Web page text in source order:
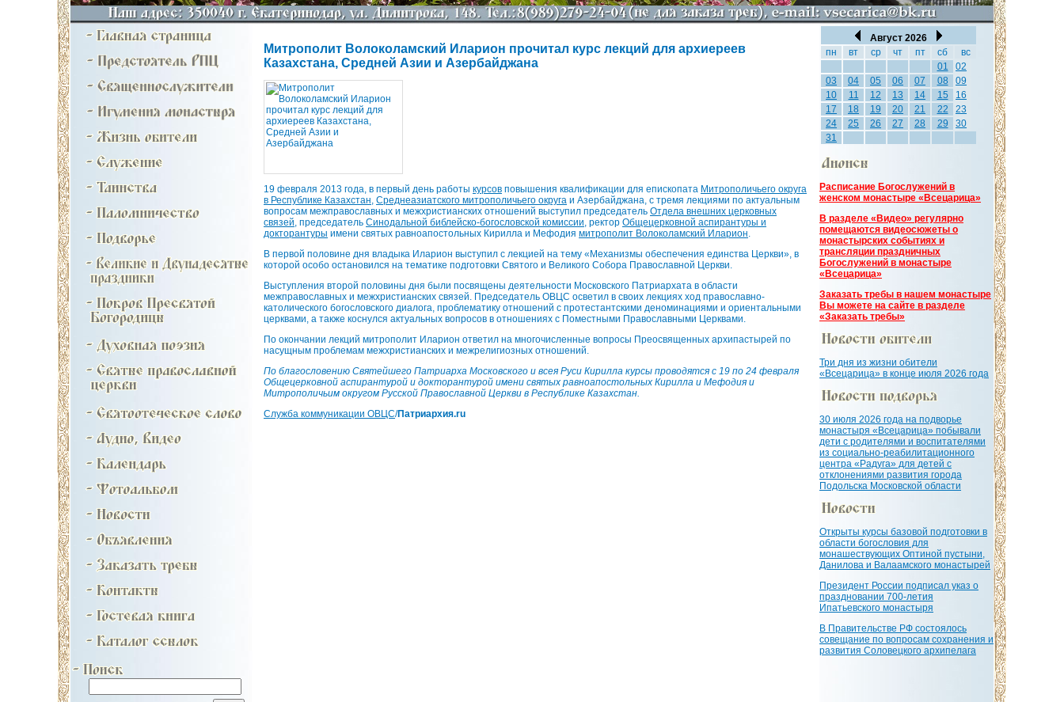
Митрополит Волоколамский Иларион прочитал курс лекций для архиереев
Казахстана, Средней Азии и Азербайджана
19 февраля 2013 года, в первый день работы курсов повышения квалификации для епископата Митрополичьего округа
в Республике Казахстан Среднеазиатского митрополичьего округа и Азербайджана, с тремя лекциями по актуальным
вопросам межправославных и межхристианских отношений выступил председатель Отдела внешних церковных
связей , председатель Синодальной библейско-богословской комиссии , ректор Общецерковной аспирантуры и
докторантуры имени святых равноапостольных Кирилла и Мефодия митрополит Волоколамский Иларион
В первой половине дня владыка Иларион выступил с лекцией на тему «Механизмы обеспечения единства Церкви», в
которой особо остановился на тематике подготовки Святого и Великого Собора Православной Церкви.
Выступления второй половины дня были посвящены деятельности Московского Патриархата в области
межправославных и межхристианских связей. Председатель ОВЦС осветил в своих лекциях ход православно-
католического богословского диалога, проблематику отношений с протестантскими деноминациями и ориентальными
церквами, а также коснулся актуальных вопросов в отношениях с Поместными Православными Церквами.
По окончании лекций митрополит Иларион ответил на многочисленные вопросы Преосвященных архипастырей по
насущным проблемам межхристианских и межрелигиозных отношений.
По благословению Святейшего Патриарха Московского и всея Руси Кирилла курсы проводятся с 19 по 24 февраля
Общецерковной аспирантурой и докторантурой имени святых равноапостольных Кирилла и Мефодия и
Митрополичьим округом Русской Православной Церкви в Республике Казахстан.
Служба коммуникации ОВЦС/Патриархия.ru
Август 2026
пн
вт ср чт пт сб
вс
01
02
03
04 05 06 07 08
09
10
11 12 13 14 15
16
17
18 19 20 21 22
23
24
25 26 27 28 29
30
31
Расписание Богослужений в
женском монастыре «Всецарица»
В разделе «Видео» регулярно
помещаются видеосюжеты о
монастырских событиях и
трансляции праздничных
Богослужений в монастыре
«Всецарица»
Заказать требы в нашем монастыре
Вы можете на сайте в разделе
«Заказать требы»
Три дня из жизни обители
«Всецарица» в конце июля 2026 года
30 июля 2026 года на подворье
монастыря «Всецарица» побывали
дети с родителями и воспитателями
из социально-реабилитационного
центра «Радуга» для детей с
отклонениями развития города
Подольска Московской области
Открыты курсы базовой подготовки в
области богословия для
монашествующих Оптиной пустыни,
Данилова и Валаамского монастырей
Президент России подписал указ о
праздновании 700-летия
Ипатьевского монастыря
В Правительстве РФ состоялось
совещание по вопросам сохранения и
развития Соловецкого архипелага